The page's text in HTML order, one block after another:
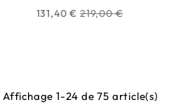
131,40 € Prix
219,00 €
Affichage 1-24 de 75 article(s)